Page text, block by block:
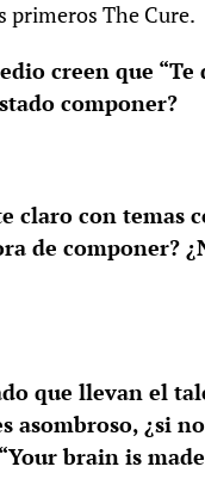
primeros The Cure.
creen que “Te
componer?
claro con temas
de componer?
que llevan el
¿si
brain is